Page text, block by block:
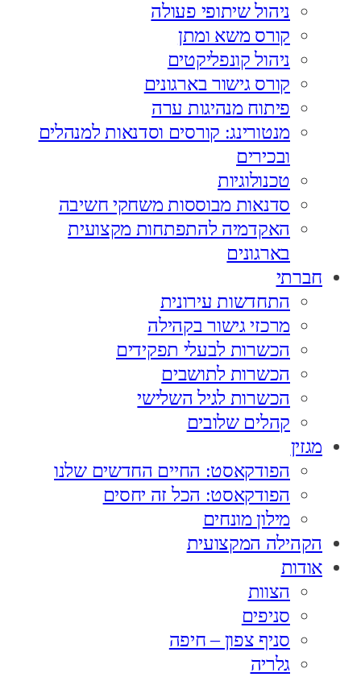
ניהול שיתופי פעולה
קורס משא ומתן
ניהול קונפליקטים
קורס גישור בארגונים
פיתוח מנהיגות ערה
מנטורינג: קורסים וסדנאות למנהלים
ובכירים
טכנולוגיות
סדנאות מבוססות משחקי חשיבה
האקדמיה להתפתחות מקצועית
בארגונים
חברתי
התחדשות עירונית
מרכזי גישור בקהילה
הכשרות לבעלי תפקידים
הכשרות לתושבים
הכשרות לגיל השלישי
קהלים שלובים
מגזין
הפודקאסט: החיים החדשים שלנו
הפודקאסט: הכל זה יחסים
מילון מונחים
הקהילה המקצועית
אודות
הצוות
סניפים
סניף צפון – חיפה
גלריה